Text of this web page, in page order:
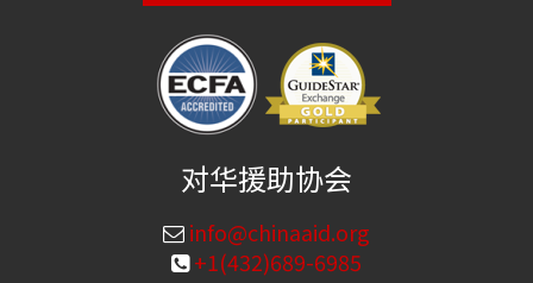
对华援助协会
info@chinaaid.org
+1(432)689-6985